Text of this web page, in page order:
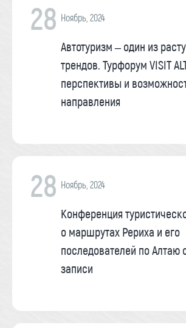
28 Ноябрь, 2024
Автотуризм – один из
трендов. Турфорум VISIT
перспективы и
направления
28 Ноябрь, 2024
Конференция
о маршрутах Рериха и его
последователей по Алтаю
записи